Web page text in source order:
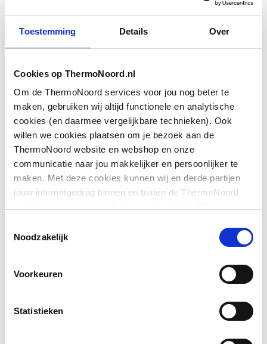
Toestemming Details Over
Cookies op ThermoNoord.nl
Om de ThermoNoord services voor jou nog beter te
maken, gebruiken wij altijd functionele en analytische
cookies (en daarmee vergelijkbare technieken). Ook
willen we cookies plaatsen om je bezoek aan de
ThermoNoord website en webshop en onze
communicatie naar jou makkelijker en persoonlijker te
maken. Met deze cookies kunnen wij en derde partijen
jouw internetgedrag binnen en buiten de ThermoNoord
communicatie aan jouw interesses aan. We slaan je
Noodzakelijk
Voorkeuren
Statistieken
Aansluiting 1 Insteek (push koppeling)
Afgedopt Nee
Bochthoek 90
Contourcode V
Contourcode aansluiting
2
V
Excentrisch
FM keur
Toon meer
Downloads